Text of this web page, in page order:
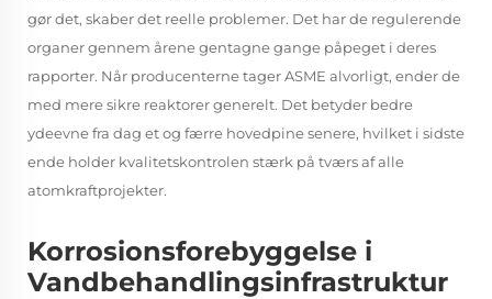
gør det, skaber det reelle problemer. Det har de regulerende
organer gennem årene gentagne gange påpeget i deres
rapporter. Når producenterne tager ASME alvorligt, ender de
med mere sikre reaktorer generelt. Det betyder bedre
ydeevne fra dag et og færre hovedpine senere, hvilket i sidste
ende holder kvalitetskontrolen stærk på tværs af alle
atomkraftprojekter.
Korrosionsforebyggelse i
Vandbehandlingsinfrastruktur